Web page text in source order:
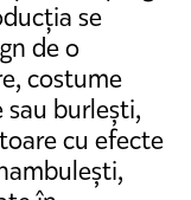
se
de o
costume
burlești,
cu efecte